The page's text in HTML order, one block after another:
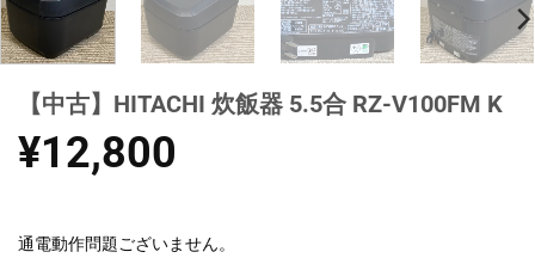
【中古】HITACHI 炊飯器 5.5合 RZ-V100FM K
¥12,800
通電動作問題ございません。